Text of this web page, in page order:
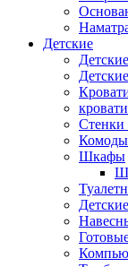
Детские
Стенки
Комоды
Шкафы